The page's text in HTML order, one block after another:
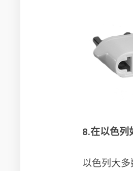
8.在以色列
以色列大多